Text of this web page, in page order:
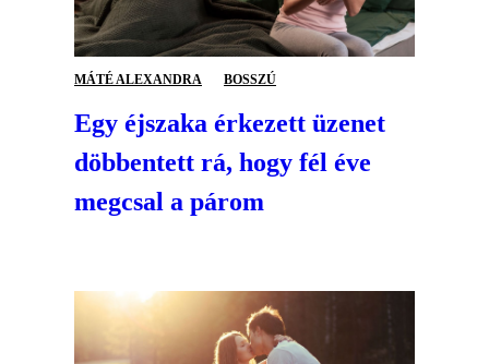
MÁTÉ ALEXANDRA BOSSZÚ
Egy éjszaka érkezett üzenet
döbbentett rá, hogy fél éve
megcsal a párom